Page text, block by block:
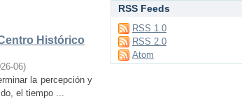
Histórico
06)
la percepción y
el tiempo ...
RSS Feeds
RSS 1.0
RSS 2.0
Atom